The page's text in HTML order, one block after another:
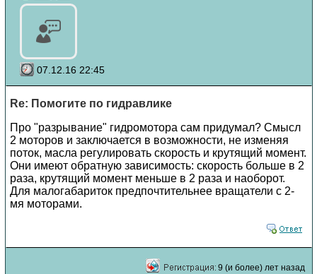
07.12.16 22:45
Re: Помогите по гидравлике
Про "разрывание" гидромотора сам придумал? Смысл
2 моторов и заключается в возможности, не изменяя
поток, масла регулировать скорость и крутящий момент.
Они имеют обратную зависимость: скорость больше в 2
раза, крутящий момент меньше в 2 раза и наоборот.
Для малогабариток предпочтительнее вращатели с 2-
мя моторами.
9 (и более) лет назад